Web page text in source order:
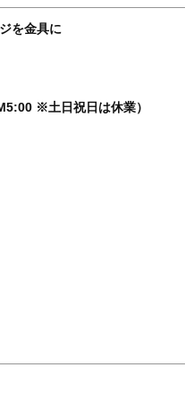
を金具に
※土日祝日は休業）